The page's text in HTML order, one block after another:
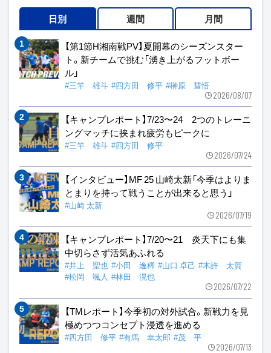
日別 週間 月間
【第1節H湘南戦PV】夏開幕のシーズンスター
ト。新チームで挑む「湧き上がるフットボー
ル」
#三竿 雄斗 #四方田 修平 #榊原 彗悟
2026/08/07
【キャンプレポート】7/23〜24 2つのトレーニ
ングマッチに挟まれ疲労もピークに
#三竿 雄斗 #四方田 修平
2026/07/24
【インタビュー】MF 25 山崎太新「今季はよりま
とまりを持って戦うことが出来ると思う」
#山崎 太新
2026/07/19
【キャンプレポート】7/20〜21 炎天下にも集
中切らさず活気あふれる
#井上 聖也 #小田 逸稀 #山口 卓己 #木許 太賀
#松岡 颯人 #林田 滉也
2026/07/22
【TMレポート】今季初の対外試合。新戦力を見
極めつつコンセプト浸透を進める
#四方田 修平 #有馬 幸太郎 #茂 平
2026/07/13